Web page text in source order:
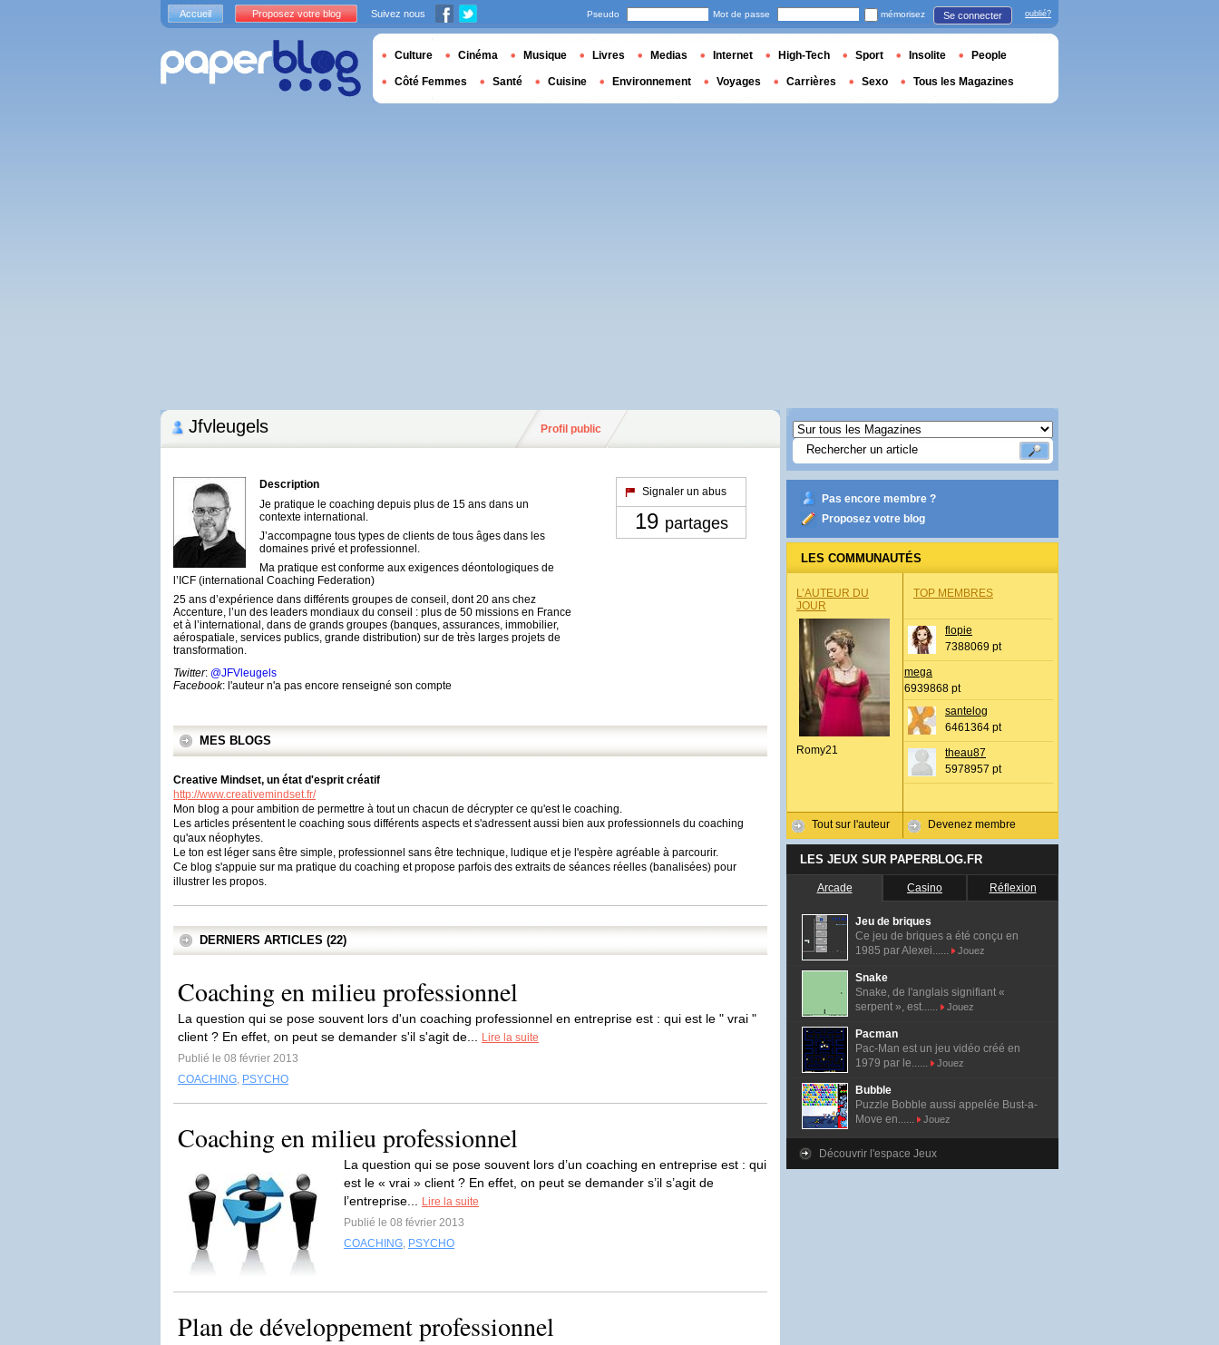
Jfvleugels Profil public
Description
Je pratique le coaching depuis plus de 15 ans dans un
contexte international.
J’accompagne tous types de clients de tous âges dans les
domaines privé et professionnel.
Ma pratique est conforme aux exigences déontologiques de
l’ICF (international Coaching Federation)
25 ans d’expérience dans différents groupes de conseil, dont 20 ans chez
Accenture, l’un des leaders mondiaux du conseil : plus de 50 missions en France
et à l’international, dans de grands groupes (banques, assurances, immobilier,
aérospatiale, services publics, grande distribution) sur de très larges projets de
transformation.
Twitter: @JFVleugels
Facebook: l'auteur n'a pas encore renseigné son compte
Signaler un abus
19 partages
MES BLOGS
Creative Mindset, un état d'esprit créatif
http://www.creativemindset.fr/
Mon blog a pour ambition de permettre à tout un chacun de décrypter ce qu'est le coaching.
Les articles présentent le coaching sous différents aspects et s'adressent aussi bien aux professionnels du coaching
qu'aux néophytes.
Le ton est léger sans être simple, professionnel sans être technique, ludique et je l'espère agréable à parcourir.
Ce blog s'appuie sur ma pratique du coaching et propose parfois des extraits de séances réelles (banalisées) pour
illustrer les propos.
DERNIERS ARTICLES (22)
Coaching en milieu professionnel
La question qui se pose souvent lors d'un coaching professionnel en entreprise est : qui est le " vrai "
client ? En effet, on peut se demander s'il s'agit de...
Lire la suite
Publié le 08 février 2013
COACHING, PSYCHO
Coaching en milieu professionnel
La question qui se pose souvent lors d’un coaching en entreprise est : qui
est le « vrai » client ? En effet, on peut se demander s’il s’agit de
l’entreprise...
Lire la suite
Publié le 08 février 2013
COACHING, PSYCHO
Plan de développement professionnel
Pas encore membre ?
Proposez votre blog
LES COMMUNAUTÉS
L’AUTEUR DU
JOUR
Romy21
Tout sur l'auteur
TOP MEMBRES
flopie
7388069 pt
mega
6939868 pt
santelog
6461364 pt
theau87
5978957 pt
Devenez membre
LES JEUX SUR PAPERBLOG.FR
Arcade Casino Réflexion
Jeu de briques
Ce jeu de briques a été conçu en
1985 par Alexei......
Jouez
Snake
Snake, de l'anglais signifiant «
serpent », est......
Jouez
Pacman
Pac-Man est un jeu vidéo créé en
1979 par le......
Jouez
Bubble
Puzzle Bobble aussi appelée Bust-a-
Move en......
Jouez
Découvrir l'espace Jeux
Accueil Proposez votre blog Suivez nous Pseudo Mot de passe mémorisez Se connecter oublié?
Culture Cinéma Musique Livres Medias Internet High-Tech Sport Insolite People
Côté Femmes Santé Cuisine Environnement Voyages Carrières Sexo Tous les Magazines